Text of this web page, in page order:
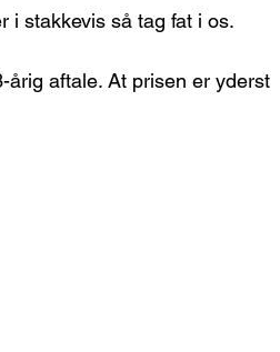
i stakkevis så tag fat i os.
aftale. At prisen er yderst